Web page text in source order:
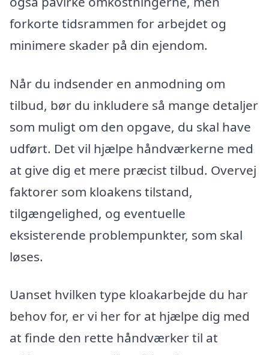
forkorte tidsrammen for arbejdet og
minimere skader på din ejendom.
Når du indsender en anmodning om
tilbud, bør du inkludere så mange detaljer
som muligt om den opgave, du skal have
udført. Det vil hjælpe håndværkerne med
at give dig et mere præcist tilbud. Overvej
faktorer som kloakens tilstand,
tilgængelighed, og eventuelle
eksisterende problempunkter, som skal
løses.
Uanset hvilken type kloakarbejde du har
behov for, er vi her for at hjælpe dig med
at finde den rette håndværker til at